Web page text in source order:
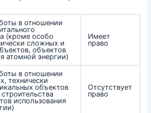
в отношении
(кроме особо
сложных и
объектов
атомной энергии)
Имеет
право
в отношении
технически
объектов
использования
Отсутствует
право